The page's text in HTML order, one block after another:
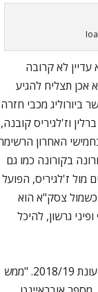
לא קרובה
להאמין שהיא אכן תצליח להגיע
מכבי חזרה
וז'לגיריס קובנה,
ובחמישי האחרון
לאחרונה בקורונה כמו גם
מול ז'לגיריס, הפועל
כשמול צסק"א הוא
גרשון, להיכל
שיחק תחת המאמן היווני במכבי תל אביב במהלך עונת 2018/19. "ממש